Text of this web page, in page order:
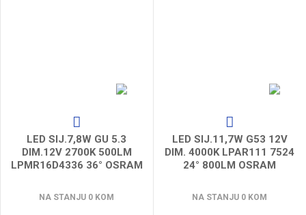
LED SIJ.7,8W GU 5.3
DIM.12V 2700K 500LM
LPMR16D4336 36° OSRAM
NA STANJU 0 KOM
LED SIJ.11,7W G53 12V
DIM. 4000K LPAR111 7524
24° 800LM OSRAM
NA STANJU 0 KOM